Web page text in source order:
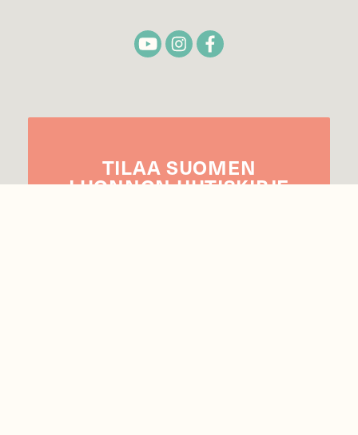
TILAA SUOMEN
LUONNONUUTIS­KIRJE